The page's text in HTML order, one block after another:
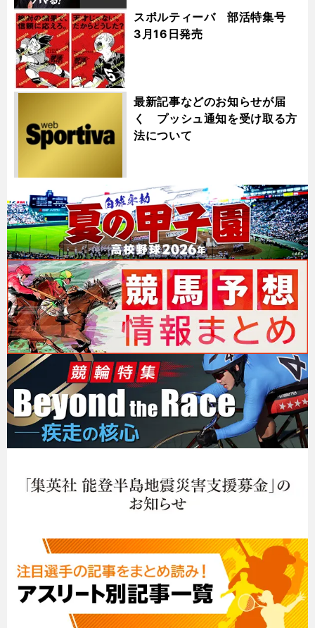
スポルティーバ 部活特集号
3月16日発売
最新記事などのお知らせが届
く プッシュ通知を受け取る方
法について